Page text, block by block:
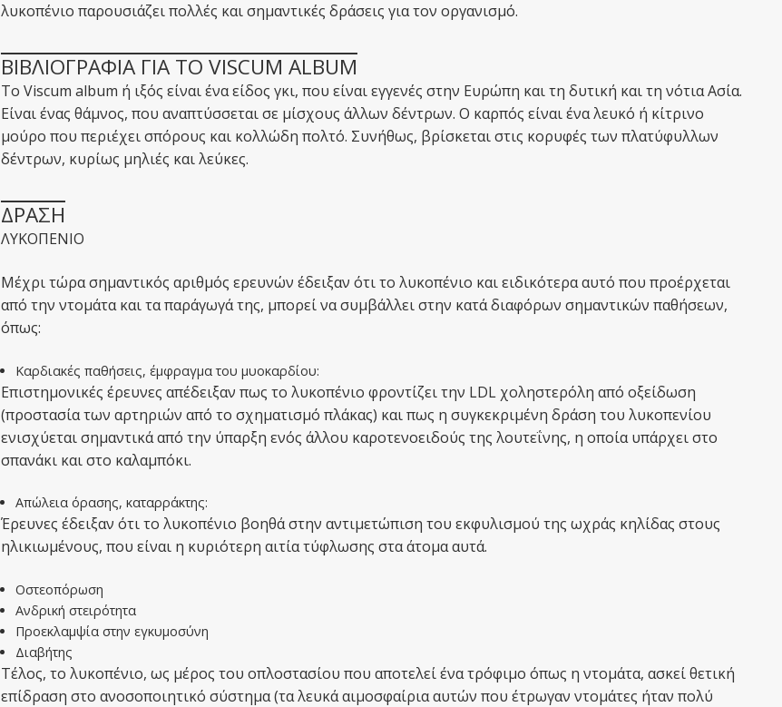
λυκοπένιο παρουσιάζει πολλές και σημαντικές δράσεις για τον οργανισμό.
ΒΙΒΛΙΟΓΡΑΦΙΑ ΓΙΑ ΤΟ VISCUM ALBUM
To Viscum album ή ιξός είναι ένα είδος γκι, που είναι εγγενές στην Ευρώπη και τη δυτική και τη νότια Ασία.
Είναι ένας θάμνος, που αναπτύσσεται σε μίσχους άλλων δέντρων. Ο καρπός είναι ένα λευκό ή κίτρινο
μούρο που περιέχει σπόρους και κολλώδη πολτό. Συνήθως, βρίσκεται στις κορυφές των πλατύφυλλων
δέντρων, κυρίως μηλιές και λεύκες.
ΔΡΑΣΗ
ΛΥΚΟΠΕΝΙΟ
Μέχρι τώρα σημαντικός αριθμός ερευνών έδειξαν ότι το λυκοπένιο και ειδικότερα αυτό που προέρχεται
από την ντομάτα και τα παράγωγά της, μπορεί να συμβάλλει στην κατά διαφόρων σημαντικών παθήσεων,
όπως:
Καρδιακές παθήσεις, έμφραγμα του μυοκαρδίου:
Επιστημονικές έρευνες απέδειξαν πως το λυκοπένιο φροντίζει την LDL χοληστερόλη από οξείδωση
(προστασία των αρτηριών από το σχηματισμό πλάκας) και πως η συγκεκριμένη δράση του λυκοπενίου
ενισχύεται σημαντικά από την ύπαρξη ενός άλλου καροτενοειδούς της λουτεΐνης, η οποία υπάρχει στο
σπανάκι και στο καλαμπόκι.
Απώλεια όρασης, καταρράκτης:
Έρευνες έδειξαν ότι το λυκοπένιο βοηθά στην αντιμετώπιση του εκφυλισμού της ωχράς κηλίδας στους
ηλικιωμένους, που είναι η κυριότερη αιτία τύφλωσης στα άτομα αυτά.
Οστεοπόρωση
Ανδρική στειρότητα
Προεκλαμψία στην εγκυμοσύνη
Διαβήτης
Τέλος, το λυκοπένιο, ως μέρος του οπλοστασίου που αποτελεί ένα τρόφιμο όπως η ντομάτα, ασκεί θετική
επίδραση στο ανοσοποιητικό σύστημα (τα λευκά αιμοσφαίρια αυτών που έτρωγαν ντομάτες ήταν πολύ